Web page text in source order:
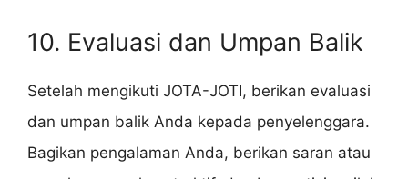
10. Evaluasi dan Umpan Balik
Setelah mengikuti JOTA-JOTI, berikan evaluasi
dan umpan balik Anda kepada penyelenggara.
Bagikan pengalaman Anda, berikan saran atau